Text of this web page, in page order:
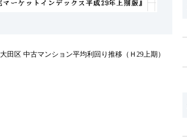
大田区 中古マンション平均利回り推移（Ｈ29上期）